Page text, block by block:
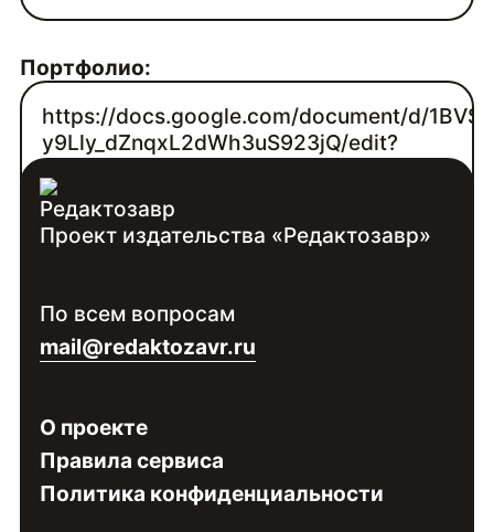
Портфолио:
https://docs.google.com/document/d/
y9Lly_dZnqxL2dWh3uS923jQ/edit?
Контакты:
Войдите
специалиста
Проект издательства «Редактозавр»
По всем вопросам
mail@redaktozavr.ru
О проекте
Правила сервиса
Политика конфиденциальности